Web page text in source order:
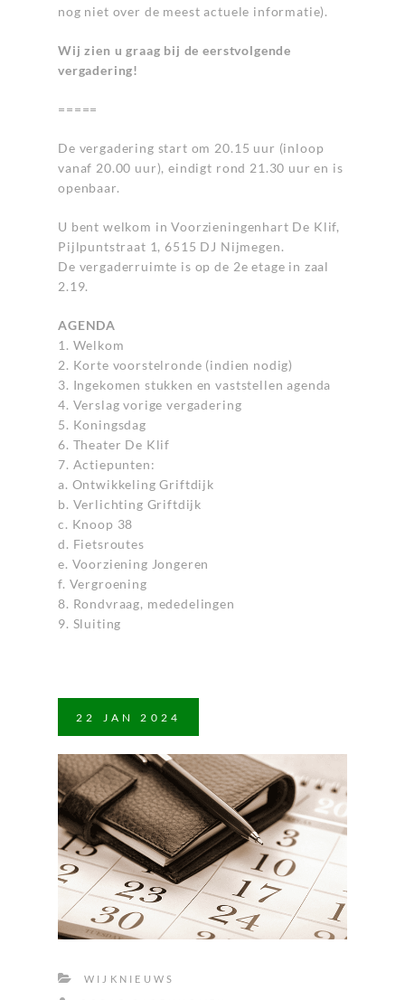
nog niet over de meest actuele informatie).
Wij zien u graag bij de eerstvolgende
vergadering!
=====
De vergadering start om 20.15 uur (inloop
vanaf 20.00 uur), eindigt rond 21.30 uur en is
openbaar.
U bent welkom in Voorzieningenhart De Klif,
Pijlpuntstraat 1, 6515 DJ Nijmegen.
De vergaderruimte is op de 2e etage in zaal
2.19.
AGENDA
1. Welkom
2. Korte voorstelronde (indien nodig)
3. Ingekomen stukken en vaststellen agenda
4. Verslag vorige vergadering
5. Koningsdag
6. Theater De Klif
7. Actiepunten:
a. Ontwikkeling Griftdijk
b. Verlichting Griftdijk
c. Knoop 38
d. Fietsroutes
e. Voorziening Jongeren
f. Vergroening
8. Rondvraag, mededelingen
9. Sluiting
22 JAN 2024
WIJKNIEUWS